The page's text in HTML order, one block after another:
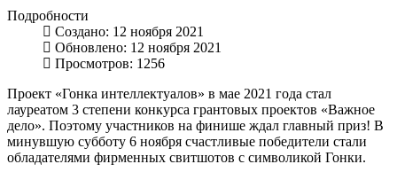
Подробности
Создано: 12 ноября 2021
Обновлено: 12 ноября 2021
Просмотров: 1256
Проект «Гонка интеллектуалов» в мае 2021 года стал
лауреатом 3 степени конкурса грантовых проектов «Важное
дело». Поэтому участников на финише ждал главный приз! В
минувшую субботу 6 ноября счастливые победители стали
обладателями фирменных свитшотов с символикой Гонки.